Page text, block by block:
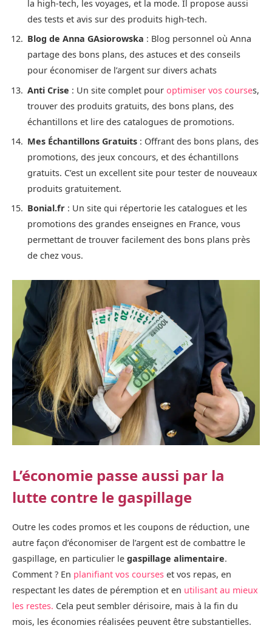
la high-tech, les voyages, et la mode. Il propose aussi
des tests et avis sur des produits high-tech​.
Blog de Anna GAsiorowska : Blog personnel où Anna
partage des bons plans, des astuces et des conseils
pour économiser de l’argent sur divers achats
Anti Crise : Un site complet pour optimiser vos courses,
trouver des produits gratuits, des bons plans, des
échantillons et lire des catalogues de promotions.
Mes Échantillons Gratuits : Offrant des bons plans, des
promotions, des jeux concours, et des échantillons
gratuits. C’est un excellent site pour tester de nouveaux
produits gratuitement​.
Bonial.fr : Un site qui répertorie les catalogues et les
promotions des grandes enseignes en France, vous
permettant de trouver facilement des bons plans près
de chez vous.
L’économie passe aussi par la
lutte contre le gaspillage
Outre les codes promos et les coupons de réduction, une
autre façon d’économiser de l’argent est de combattre le
gaspillage, en particulier le gaspillage alimentaire.
Comment ? En planifiant vos courses et vos repas, en
respectant les dates de péremption et en utilisant au mieux
les restes. Cela peut sembler dérisoire, mais à la fin du
mois, les économies réalisées peuvent être substantielles.